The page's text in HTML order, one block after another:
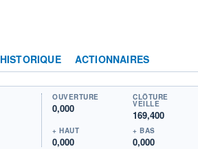
HISTORIQUE ACTIONNAIRES
OUVERTURE
0,000
CLÔTURE
VEILLE
169,400
+ HAUT
0,000
+ BAS
0,000